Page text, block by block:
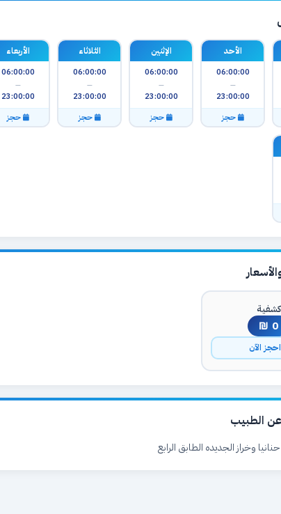
الأحد
06:00:00
—
23:00:00
حجز
الإثنين
06:00:00
—
23:00:00
حجز
الثلاثاء
06:00:00
—
23:00:00
حجز
الأربعاء
06:00:00
—
23:00:00
حجز
كشفية
0 ₪
احجز الآن
الطبيب
وخراز الجديده الطابق الرابع